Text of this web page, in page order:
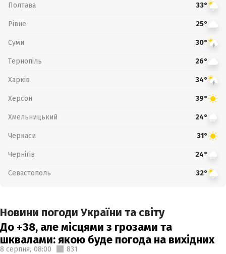
Полтава 33°
Рівне 25°
Суми 30°
Тернопіль 26°
Харків 34°
Херсон 39°
Хмельницький 24°
Черкаси 31°
Чернігів 24°
Севастополь 32°
Новини погоди України та світу
До +38, але місцями з грозами та
шквалами: якою буде погода на вихідних
8 серпня, 08:00 831